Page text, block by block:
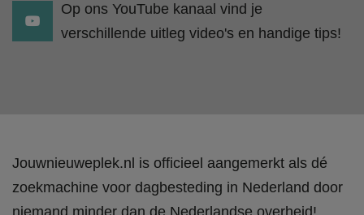
Op ons YouTube kanaal vind je
verschillende uitleg video's en handige tips!
Jouwnieuweplek.nl is officieel aangemerkt als dé
zoekmachine voor dagbesteding in Nederland door
niemand minder dan de Nederlandse overheid!